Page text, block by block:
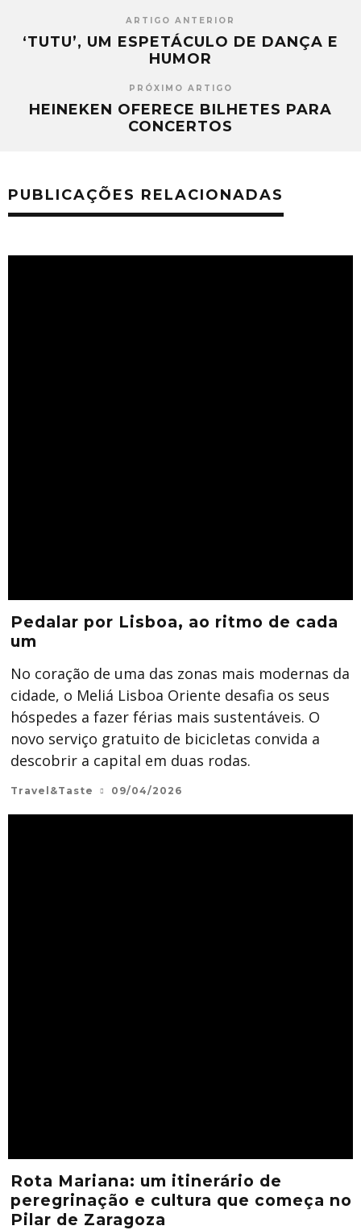
ARTIGO ANTERIOR
‘TUTU’, UM ESPETÁCULO DE DANÇA E
HUMOR
PRÓXIMO ARTIGO
HEINEKEN OFERECE BILHETES PARA
CONCERTOS
PUBLICAÇÕES RELACIONADAS
Pedalar por Lisboa, ao ritmo de cada
um
No coração de uma das zonas mais modernas da
cidade, o Meliá Lisboa Oriente desafia os seus
hóspedes a fazer férias mais sustentáveis. O
novo serviço gratuito de bicicletas convida a
descobrir a capital em duas rodas.
Travel&Taste 09/04/2026
Rota Mariana: um itinerário de
peregrinação e cultura que começa no
Pilar de Zaragoza